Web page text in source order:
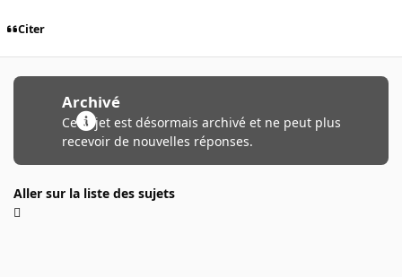
Citer
Archivé
Ce sujet est désormais archivé et ne peut plus
recevoir de nouvelles réponses.
Aller sur la liste des sujets